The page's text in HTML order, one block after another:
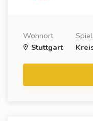
Wohnort
Stuttgart